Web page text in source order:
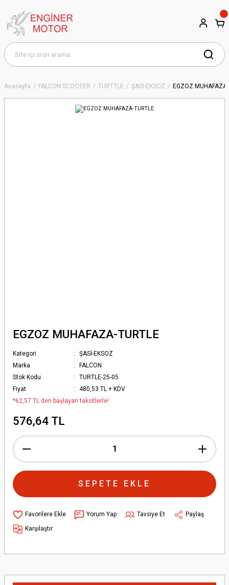
Anasayfa FALCON SCOOTER TURTTLE ŞASİ-EKSOZ EGZOZ
EGZOZ MUHAFAZA-TURTLE
Kategori
ŞASİ-EKSOZ
Marka
FALCON
Stok Kodu
TURTLE-25-05
Fiyat
480,53 TL + KDV
*62,57 TL den başlayan taksitlerle!
576,64 TL
SEPETE EKLE
Yorum Yap Tavsiye Et
Paylaş
Karşılaştır